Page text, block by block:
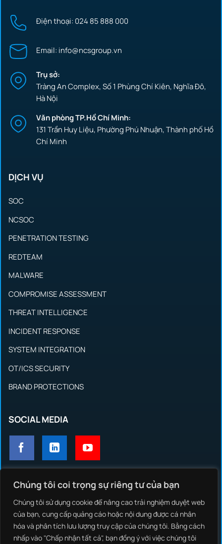
Chúng tôi coi trọng sự riêng tư của bạn
Chúng tôi sử dụng cookie để nâng cao trải nghiệm duyệt web
của bạn, cung cấp quảng cáo hoặc nội dung được cá nhân
hóa và phân tích lưu lượng truy cập của chúng tôi. Bằng cách
nhấp vào "Chấp nhận tất cả", bạn đồng ý với việc chúng tôi
Điện thoại: 024 85 888 000
Email: info@ncsgroup.vn
Trụ sở:
Tràng An Complex, Số 1 Phùng Chí Kiên, Nghĩa Đô,
Hà Nội
Văn phòng TP.Hồ Chí Minh:
131 Trần Huy Liệu, Phường Phú Nhuận, Thành phố Hồ
Chí Minh
DỊCH VỤ
SOC
NCSOC
PENETRATION TESTING
REDTEAM
MALWARE
COMPROMISE ASSESSMENT
THREAT INTELLIGENCE
INCIDENT RESPONSE
SYSTEM INTEGRATION
OT/ICS SECURITY
BRAND PROTECTIONS
SOCIAL MEDIA
GIẢI PHÁP
NCS THREAT INTELLIGENCE
NCS EDR